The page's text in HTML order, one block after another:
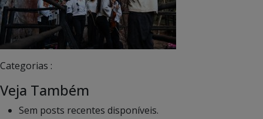
Categorias :
Veja Também
Sem posts recentes disponíveis.